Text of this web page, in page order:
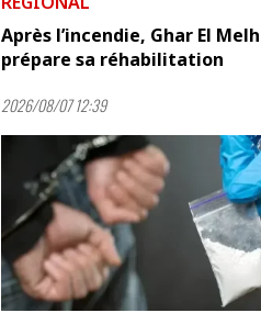
Après l’incendie, Ghar El Melh
prépare sa réhabilitation
2026/08/07 12:39